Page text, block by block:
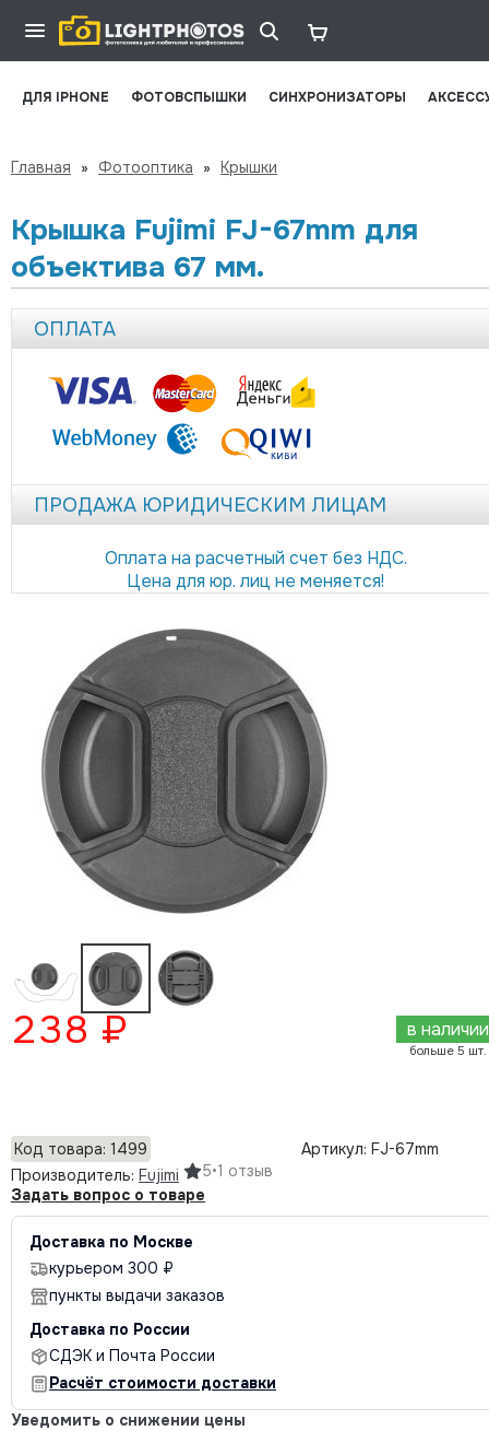
ДЛЯ IPHONE ФОТОВСПЫШКИ СИНХРОНИЗАТОРЫ
Главная » Фотооптика » Крышки
Крышка Fujimi FJ-67mm для
объектива 67 мм.
ОПЛАТА
ПРОДАЖА ЮРИДИЧЕСКИМ ЛИЦАМ
Оплата на расчетный счет без НДС.
Цена для юр. лиц не меняется!
238 ₽ в наличии
больше 5 шт.
Код товара: 1499
Артикул: FJ-67mm
Производитель: Fujimi 5•1 отзыв
Задать вопрос о товаре
Доставка по Москве
курьером 300 ₽
пункты выдачи заказов
Доставка по России
СДЭК и Почта России
Расчёт стоимости доставки
Уведомить о снижении цены